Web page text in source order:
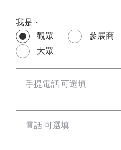
我是 ‧‧‧
觀眾
參展商
大眾
手提電話 可選填
電話 可選填